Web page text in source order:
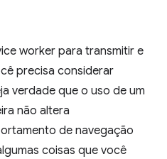
worker para transmitir e
precisa considerar
verdade que o uso de um
não altera
de navegação
coisas que você